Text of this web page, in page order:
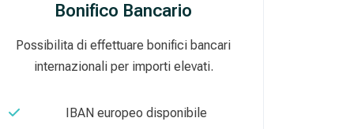
Bonifico Bancario
Possibilita di effettuare bonifici bancari
internazionali per importi elevati.
IBAN europeo disponibile